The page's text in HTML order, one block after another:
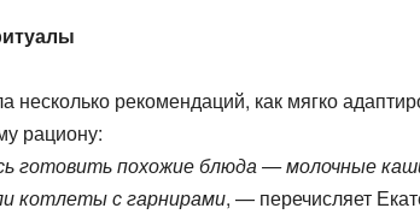
несколько рекомендаций, как мягко
рациону:
готовить похожие блюда — молочные
котлеты с гарнирами, — перечисляет